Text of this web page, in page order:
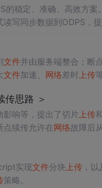
的稳定、准确、高效方案
写同步数据到ODPS，
文件并由服务端整合；断
文件加速、 网络差时 上传
思路 ＞
影响等，提出了切片 上传
点续传允许在网络故障后
实现文件分块 上传，以
策略。